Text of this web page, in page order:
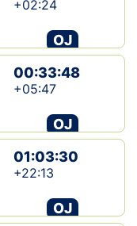
+02:24
OJ
00:33:48
+05:47
OJ
01:03:30
+22:13
OJ